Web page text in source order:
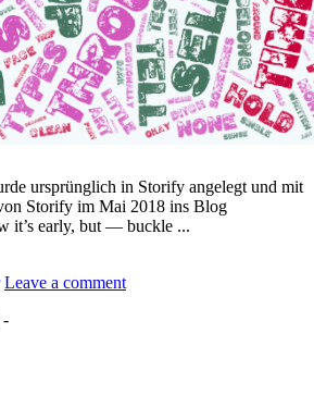
ursprünglich in Storify angelegt und mit
Storify im Mai 2018 ins Blog
it’s early, but — buckle ...
Leave a comment
-